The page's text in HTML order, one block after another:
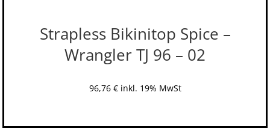
Strapless Bikinitop Spice –
Wrangler TJ 96 – 02
96,76 € inkl. 19% MwSt